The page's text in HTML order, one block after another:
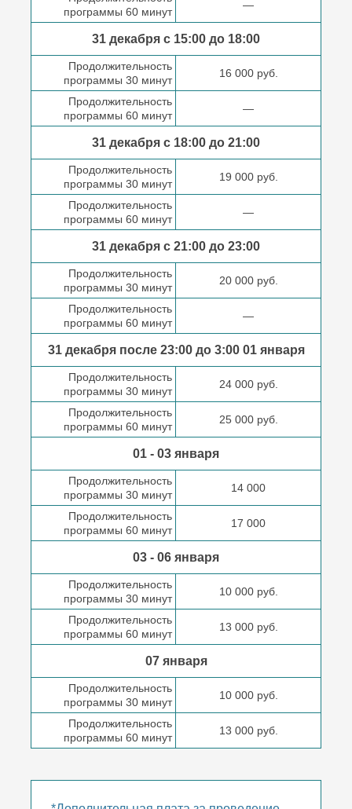
программы 60 минут
—
31 декабря с 15:00 до 18:00
Продолжительность
программы 30 минут
16 000 руб.
Продолжительность
программы 60 минут
—
31 декабря с 18:00 до 21:00
Продолжительность
программы 30 минут
19 000 руб.
Продолжительность
программы 60 минут
—
31 декабря с 21:00 до 23:00
Продолжительность
программы 30 минут
20 000 руб.
Продолжительность
программы 60 минут
—
31 декабря после23:00 до 3:0001 января
Продолжительность
программы 30 минут
24 000 руб.
Продолжительность
программы 60 минут
25 000 руб.
01 - 03 января
Продолжительность
программы 30 минут
14 000
Продолжительность
программы 60 минут
17 000
03 - 06 января
Продолжительность
программы 30 минут
10 000 руб.
Продолжительность
программы 60 минут
13 000 руб.
07 января
Продолжительность
программы 30 минут
10 000 руб.
Продолжительность
программы 60 минут
13 000 руб.